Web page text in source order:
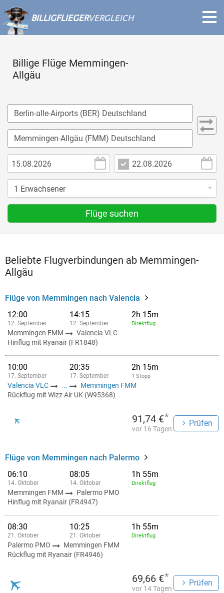
BILLIGFLIEGERVERGLEICH
Billige Flüge Memmingen-
Allgäu
Flüge suchen
Beliebte Flugverbindungen ab Memmingen-
Allgäu
Flüge von Memmingen nach Valencia
12:00
12. September
14:15
12. September
2h 15m
Direktflug
Memmingen FMM
Valencia VLC
Hinflug mit Ryanair (FR1848)
10:00
17. September
20:35
17. September
2h 15m
1 Stopp
Valencia VLC ...
Memmingen FMM
Rückflug mit Wizz Air UK (W95368)
91,74 €*
vor 16 Tagen
Prüfen
Flüge von Memmingen nach Palermo
06:10
14. Oktober
08:05
14. Oktober
1h 55m
Direktflug
Memmingen FMM
Palermo PMO
Hinflug mit Ryanair (FR4947)
08:30
21. Oktober
10:25
21. Oktober
1h 55m
Direktflug
Palermo PMO
Memmingen FMM
Rückflug mit Ryanair (FR4946)
69,66 €*
vor 14 Tagen
Prüfen